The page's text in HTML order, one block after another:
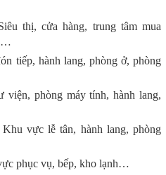
thị, cửa hàng, trung tâm mua
tiếp, hành lang, phòng ở, phòng
viện, phòng máy tính, hành lang,
vực lễ tân, hành lang, phòng
phục vụ, bếp, kho lạnh…